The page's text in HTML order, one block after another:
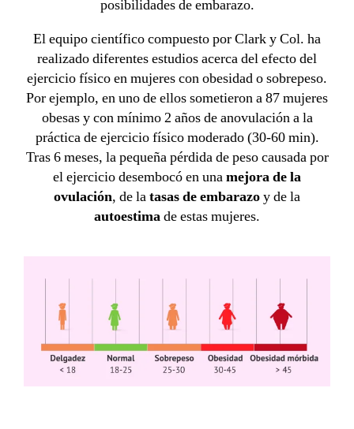
posibilidades de embarazo.
El equipo científico compuesto por Clark y Col. ha
realizado diferentes estudios acerca del efecto del
ejercicio físico en mujeres con obesidad o sobrepeso.
Por ejemplo, en uno de ellos sometieron a 87 mujeres
obesas y con mínimo 2 años de anovulación a la
práctica de ejercicio físico moderado (30-60 min).
Tras 6 meses, la pequeña pérdida de peso causada por
el ejercicio desembocó en unamejora de la
ovulación, de latasas de embarazoy de la
autoestimade estas mujeres.